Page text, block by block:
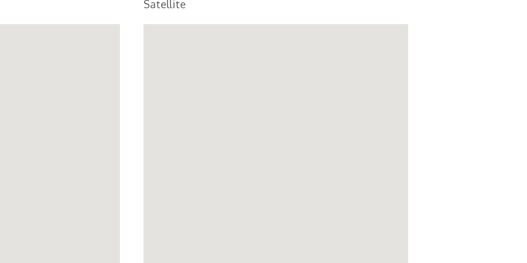
Satellite